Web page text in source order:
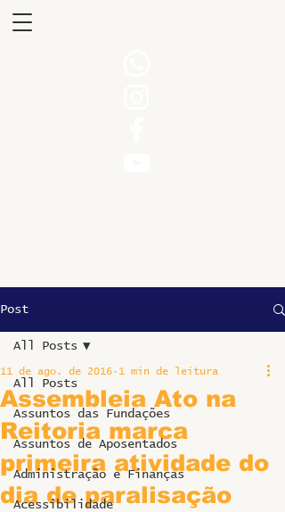
Post
All Posts
Assuntos das Fundações
Assuntos de Aposentados
Administração e Finanças
Acessibilidade
All Posts
Assembleia Ato na
Reitoria marca
primeira atividade do
dia de paralisação
11 de ago. de 2016 1 min de leitura